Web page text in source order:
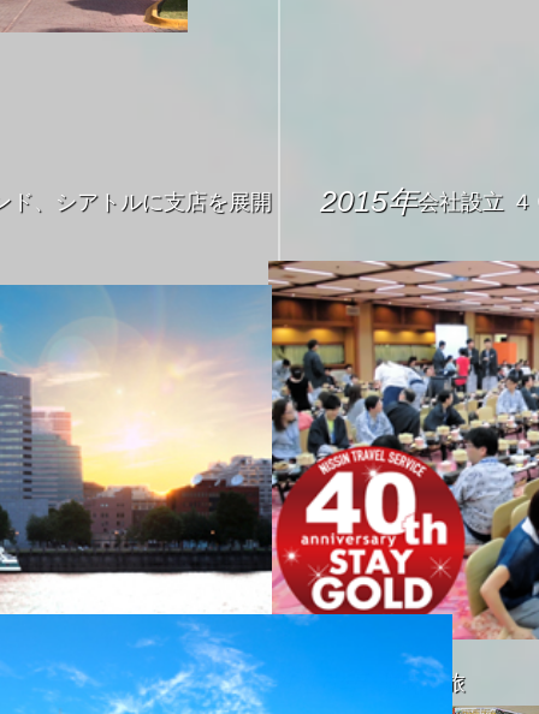
2015年会社設立 ４
2016年 趣味の旅
ド、シアトルに支店を展開